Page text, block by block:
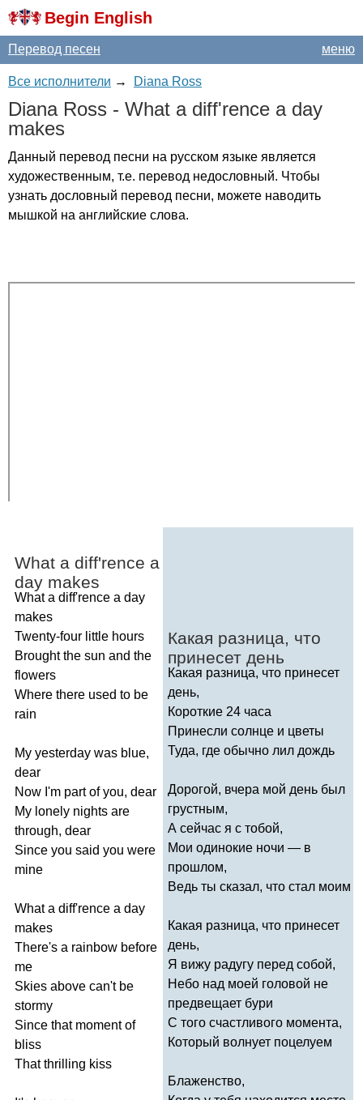
Begin English
меню
Перевод песен
Все исполнители → Diana Ross
Diana Ross - What a diff'rence a day
makes
Данный перевод песни на русском языке является
художественным, т.е. перевод недословный. Чтобы
узнать дословный перевод песни, можете наводить
мышкой на английские слова.
What a diff'rence a
day makes
What a diff'rence a day
makes
Twenty-four little hours
Brought the sun and the
flowers
Where there used to be
rain
My yesterday was blue,
dear
Now I'm part of you, dear
My lonely nights are
through, dear
Since you said you were
mine
What a diff'rence a day
makes
There's a rainbow before
me
Skies above can't be
stormy
Since that moment of
bliss
That thrilling kiss
Какая разница, что
принесет день
Какая разница, что принесет
день,
Короткие 24 часа
Принесли солнце и цветы
Туда, где обычно лил дождь
Дорогой, вчера мой день был
грустным,
А сейчас я с тобой,
Мои одинокие ночи — в
прошлом,
Ведь ты сказал, что стал моим
Какая разница, что принесет
день,
Я вижу радугу перед собой,
Небо над моей головой не
предвещает бури
С того счастливого момента,
Который волнует поцелуем
Блаженство,